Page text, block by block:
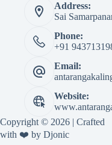
Address:
Sai
Phone:
+91
Email:
Website:
Copyright © 2026 | Crafted
with ❤️ by Djonic